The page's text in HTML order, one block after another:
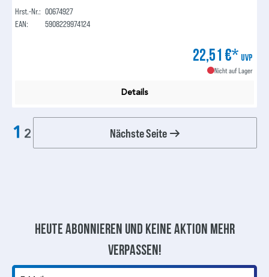
Hrst.-Nr.: 00674927
EAN:
5908229974124
22,51 €* UVP
Nicht auf Lager
Details
1 2 Nächste Seite
Heute abonnieren und keine aktion mehr
verpassen!